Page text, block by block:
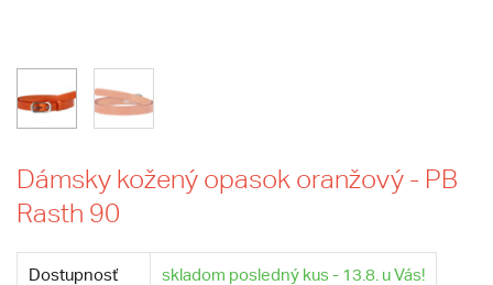
Dámsky kožený opasok oranžový - PB
Rasth 90
Dostupnosť skladom posledný kus - 13.8. u Vás!